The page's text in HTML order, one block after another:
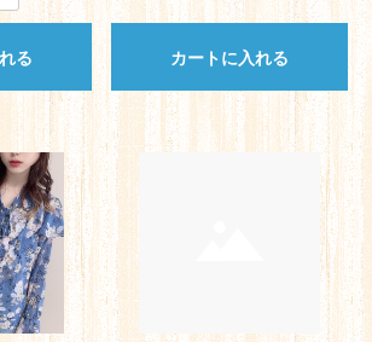
る カートに入れる